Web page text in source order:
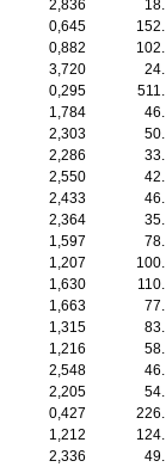
2,836
18.
0,645
152.
0,882
102.
3,720
24.
0,295
511.
1,784
46.
2,303
50.
2,286
33.
2,550
42.
2,433
46.
2,364
35.
1,597
78.
1,207
100.
1,630
110.
1,663
77.
1,315
83.
1,216
58.
2,548
46.
2,205
54.
0,427
226.
1,212
124.
2,336
49.